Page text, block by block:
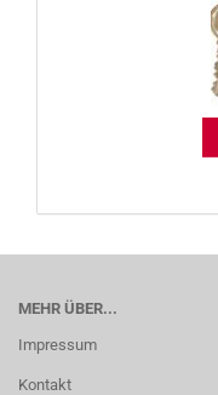
MEHR ÜBER...
Impressum
Kontakt